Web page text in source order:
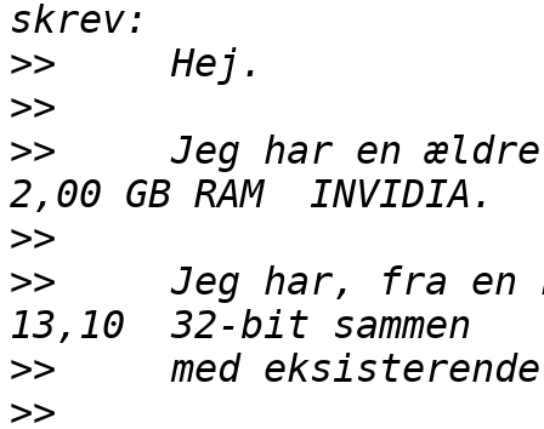
>>
>>
>>
Jeg har en
>>
>>
Jeg har, fra en
>>
>>